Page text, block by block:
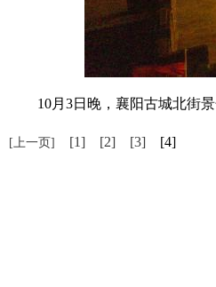
10月3日晚，襄阳古城北街景
[上一页] [1] [2] [3] [4]